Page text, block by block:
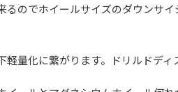
るのでホイールサイズのダウンサ
量化に繋がります。ドリルドディ